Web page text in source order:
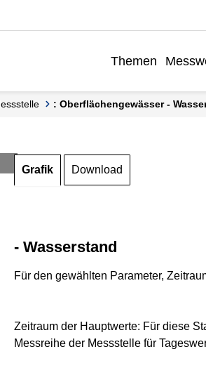
Themen
Messstelle : Oberflächengewässer -
Grafik Download
- Wasserstand
Für den gewählten Parameter,
Zeitraum der Hauptwerte: Für diese
Messreihe der Messstelle für